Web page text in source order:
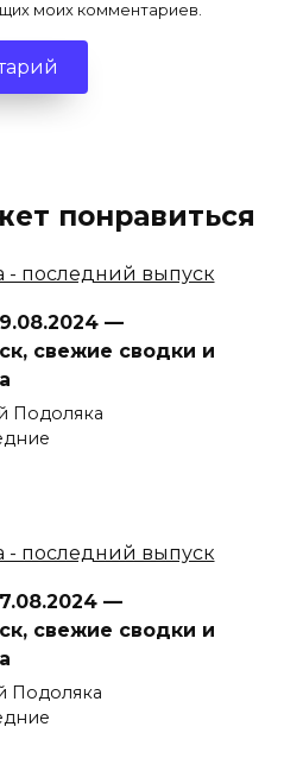
моих комментариев.
понравиться
—
свежие сводки и
Подоляка
—
свежие сводки и
Подоляка